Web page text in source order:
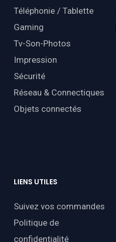
Téléphonie / Tablette
Gaming
Tv-Son-Photos
Impression
Sécurité
Réseau & Connectiques
Objets connectés
LIENS UTILES
Suivez vos commandes
Politique de
confidentialité